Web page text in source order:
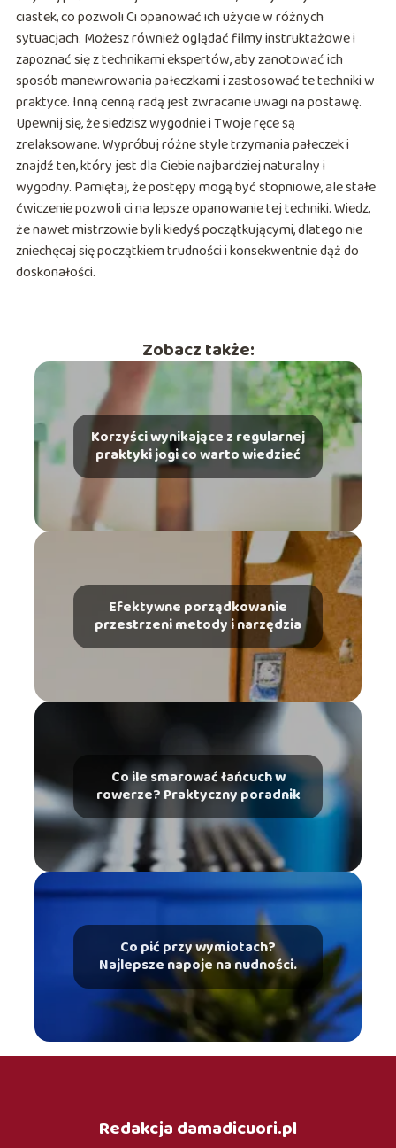
ciastek, co pozwoli Ci opanować ich użycie w różnych
sytuacjach. Możesz również oglądać filmy instruktażowe i
zapoznać się z technikami ekspertów, aby zanotować ich
sposób manewrowania pałeczkami i zastosować te techniki w
praktyce. Inną cenną radą jest zwracanie uwagi na postawę.
Upewnij się, że siedzisz wygodnie i Twoje ręce są
zrelaksowane. Wypróbuj różne style trzymania pałeczek i
znajdź ten, który jest dla Ciebie najbardziej naturalny i
wygodny. Pamiętaj, że postępy mogą być stopniowe, ale stałe
ćwiczenie pozwoli ci na lepsze opanowanie tej techniki. Wiedz,
że nawet mistrzowie byli kiedyś początkującymi, dlatego nie
zniechęcaj się początkiem trudności i konsekwentnie dąż do
doskonałości.
Zobacz także:
Korzyści wynikające z regularnej
praktyki jogi co warto wiedzieć
Efektywne porządkowanie
przestrzeni metody i narzędzia
Co ile smarować łańcuch w
rowerze? Praktyczny poradnik
Co pić przy wymiotach?
Najlepsze napoje na nudności.
Redakcja damadicuori.pl